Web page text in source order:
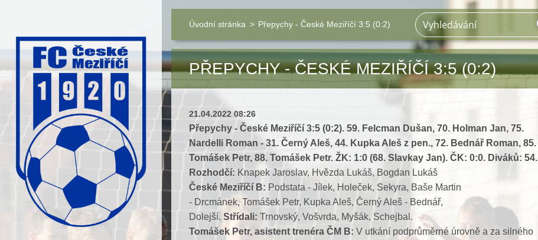
Úvodní stránka > Přepychy - České Meziříčí 3:5 (0:2)
PŘEPYCHY - ČESKÉ MEZIŘÍČÍ 3:5 (0:2)
21.04.2022 08:26
Přepychy - České Meziříčí 3:5 (0:2). 59. Felcman Dušan, 70. Holman Jan, 75.
Nardelli Roman - 31. Černý Aleš, 44. Kupka Aleš z pen., 72. Bednář Roman, 85.
Tomášek Petr, 88. Tomášek Petr. ŽK: 1:0 (68. Slavkay Jan). ČK: 0:0. Diváků: 54.
Rozhodčí: Knapek Jaroslav, Hvězda Lukáš, Bogdan Lukáš
České Meziříčí B: Podstata - Jílek, Holeček, Sekyra, Baše Martin
- Drcmánek, Tomášek Petr, Kupka Aleš, Černý Aleš - Bednář,
Dolejší. Střídali: Trnovský, Vošvrda, Myšák, Schejbal.
Tomášek Petr, asistent trenéra ČM B: V utkání podprůměrné úrovně a za silného